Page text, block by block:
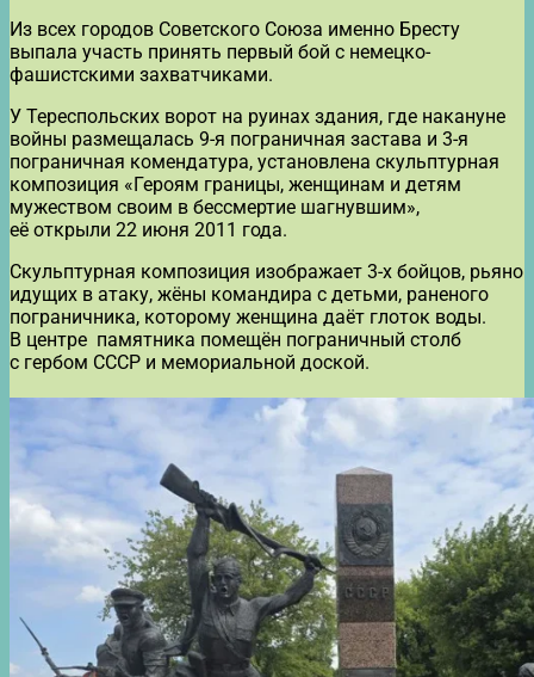
Из всех городов Советского Союза именно Бресту
выпала участь принять первый бой с немецко-
фашистскими захватчиками.
У Тереспольских ворот на руинах здания, где накануне
войны размещалась 9-я пограничная застава и 3-я
пограничная комендатура, установлена скульптурная
композиция «Героям границы, женщинам и детям
мужеством своим в бессмертие шагнувшим»,
её открыли 22 июня 2011 года.
Скульптурная композиция изображает 3-х бойцов, рьяно
идущих в атаку, жёны командира с детьми, раненого
пограничника, которому женщина даёт глоток воды.
В центре памятника помещён пограничный столб
с гербом СССР и мемориальной доской.